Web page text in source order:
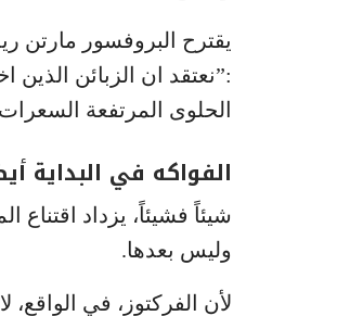
يقترح البروفسور مارتن
:”نعتقد ان الزبائن الذين
الحلوى المرتفعة
الفواكه في البداية
شيئاً فشيئاً، يزداد اقتناع
وليس بعدها.
لأن الفركتوز، في